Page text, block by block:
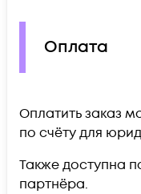
Оплата
Оплатить заказ
по счёту для
Также доступна
партнёра.